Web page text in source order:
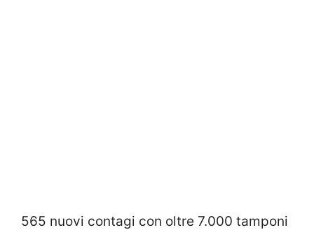
565 nuovi contagi con oltre 7.000 tamponi